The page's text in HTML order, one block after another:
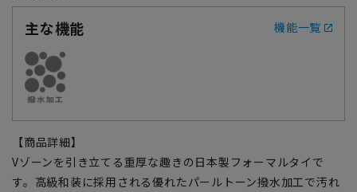
主な機能
機能一覧
【商品詳細】
Vゾーンを引き立てる重厚な趣きの日本製フォーマルタイで
す。高級和装に採用される優れたパールトーン撥水加工で汚れ